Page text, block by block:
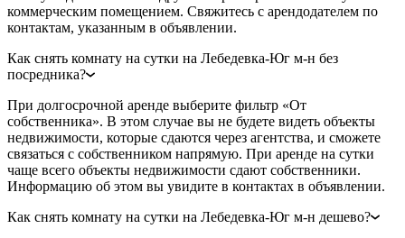
коммерческим помещением. Свяжитесь с арендодателем по
контактам, указанным в объявлении.
Как снять комнату на сутки на Лебедевка-Юг м-н без
посредника?
При долгосрочной аренде выберите фильтр «От
собственника». В этом случае вы не будете видеть объекты
недвижимости, которые сдаются через агентства, и сможете
связаться с собственником напрямую. При аренде на сутки
чаще всего объекты недвижимости сдают собственники.
Информацию об этом вы увидите в контактах в объявлении.
Как снять комнату на сутки на Лебедевка-Юг м-н дешево?